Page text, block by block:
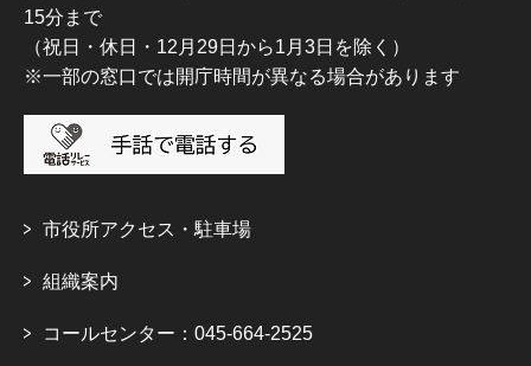
15分まで
（祝日・休日・12月29日から1月3日を除く）
※一部の窓口では開庁時間が異なる場合があります
市役所アクセス・駐車場
組織案内
コールセンター：045-664-2525